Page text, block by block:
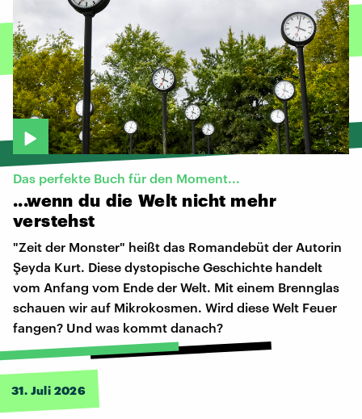
Das perfekte Buch für den Moment...
...wenn du die Welt nicht mehr
verstehst
"Zeit der Monster" heißt das Romandebüt der Autorin
Şeyda Kurt. Diese dystopische Geschichte handelt
vom Anfang vom Ende der Welt. Mit einem Brennglas
schauen wir auf Mikrokosmen. Wird diese Welt Feuer
fangen? Und was kommt danach?
31. Juli 2026